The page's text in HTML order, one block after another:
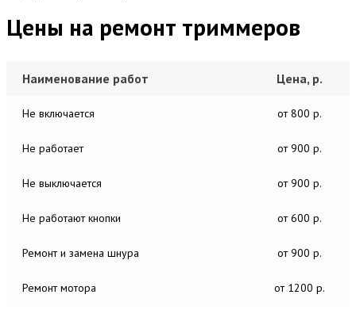
Цены на ремонт триммеров
Наименование работ Цена, р.
Не включается от 800 р.
Не работает от 900 р.
Не выключается от 900 р.
Не работают кнопки от 600 р.
Ремонт и замена шнура от 900 р.
Ремонт мотора от 1200 р.